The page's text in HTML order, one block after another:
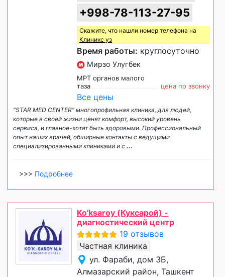
+998-78-113-27-95
Скажите, что нашли номер телефона на
Клиникс уз
Время работы: круглосуточно
Мирзо Улугбек
МРТ органов малого
таза
цена по звонку
Все цены
"STAR MED CENTER" многопрофильная клиника, для людей,
которые в своей жизни ценят комфорт, высокий уровень
сервиса, и главное-хотят быть здоровыми. Профессиональный
опыт наших врачей, обширные контакты с ведущими
специализированными клиниками и с ...
>>> Подробнее
Ko'ksaroy (Куксарой) -
диагностический центр
19 отзывов
Частная клиника
ул. Фараби, дом 3Б,
Алмазарский район, Ташкент